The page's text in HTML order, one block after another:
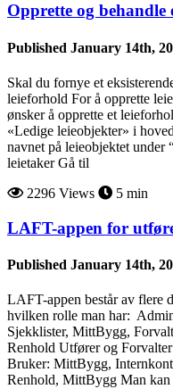
Opprette og behandle
Published January 14th,
Skal du fornye et
leieforhold For å opprette
ønsker å opprette et
«Ledige leieobjekter» i
navnet på leieobjektet
leietaker Gå til
2296 Views
5 min
LAFT-appen for
Published January 14th,
LAFT-appen består av flere
hvilken rolle man har:
Sjekklister, MittBygg,
Renhold Utfører og
Bruker: MittBygg,
Renhold, MittBygg Man kan